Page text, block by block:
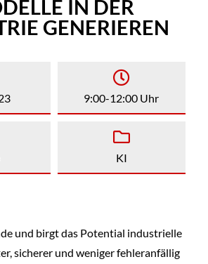
IN DER
GENERIEREN
9:00-12:00 Uhr
KI
und birgt das Potential industrielle
sicherer und weniger fehleranfällig